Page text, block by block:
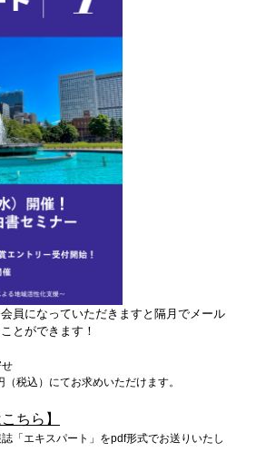
員になっていただきますと隔月でメール
とができます！
（税込）にてお求めいただけます。
ちら】
「エキスパート」をpdf形式でお送りいたし